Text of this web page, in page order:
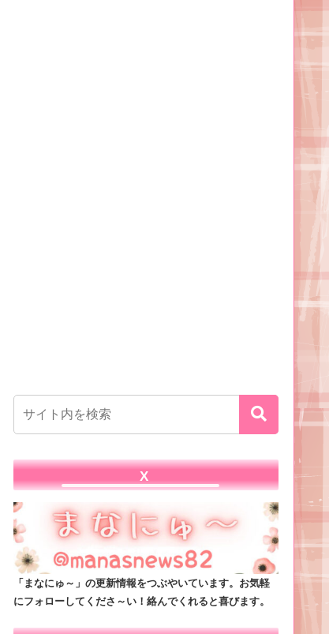
X
「まなにゅ～」の更新情報をつぶやいています。お気軽
にフォローしてくださ～い！絡んでくれると喜びます。